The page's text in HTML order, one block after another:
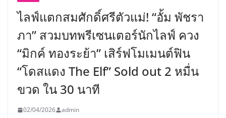
ไลฟ์แตกสมศักดิ์ศรีตัวแม่! “อั้ม พัชรา
ภา” สวมบทพรีเซนเตอร์นักไลฟ์ ควง
“มิกค์ ทองระย้า” เสิร์ฟโมเมนต์ฟิน
“โดสแดง The Elf” Sold out 2 หมื่น
ขวด ใน 30 นาที
02/04/2026 admin